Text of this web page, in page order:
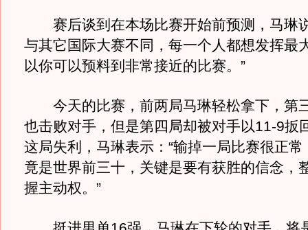
赛后谈到在本场比赛开始前预测，马琳
与其它国际大赛不同，每一个人都想发挥最
以你可以预料到非常接近的比赛。”
今天的比赛，前两局马琳轻松拿下，第
也击败对手，但是第四局却被对手以11-9扳
这局失利，马琳表示：“输掉一局比赛很正
竟是世界前三十，关键是要有获胜的信念，
握主动权。”